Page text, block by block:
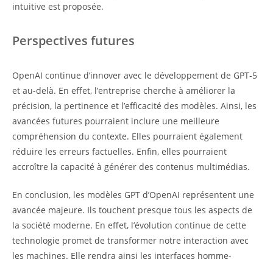
intuitive est proposée.
Perspectives futures
OpenAI continue d’innover avec le développement de GPT-5
et au-delà. En effet, l’entreprise cherche à améliorer la
précision, la pertinence et l’efficacité des modèles. Ainsi, les
avancées futures pourraient inclure une meilleure
compréhension du contexte. Elles pourraient également
réduire les erreurs factuelles. Enfin, elles pourraient
accroître la capacité à générer des contenus multimédias.
En conclusion, les modèles GPT d’OpenAI représentent une
avancée majeure. Ils touchent presque tous les aspects de
la société moderne. En effet, l’évolution continue de cette
technologie promet de transformer notre interaction avec
les machines. Elle rendra ainsi les interfaces homme-